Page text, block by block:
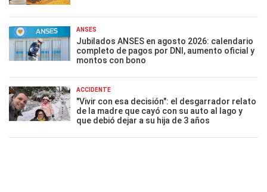
ANSES
Jubilados ANSES en agosto 2026: calendario
completo de pagos por DNI, aumento oficial y
montos con bono
ACCIDENTE
"Vivir con esa decisión": el desgarrador relato
de la madre que cayó con su auto al lago y
que debió dejar a su hija de 3 años